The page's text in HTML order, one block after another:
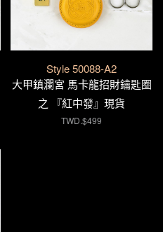
Style 50088-A2
大甲鎮瀾宮 馬卡龍招財鑰匙圈
之 『紅中發』現貨
TWD.$499